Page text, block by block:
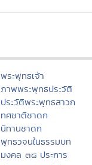
พระพุทธเจ้า
ภาพพระพุทธประวัติ
ประวัติพระพุทธสาวก
ทศชาติชาดก
นิทานชาดก
พุทธวจนในธรรมบท
มงคล ๓๘ ประการ